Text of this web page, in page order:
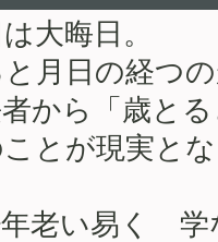
大晦日。
月日の経つ
から「歳と
とが現実と
老い易く 学